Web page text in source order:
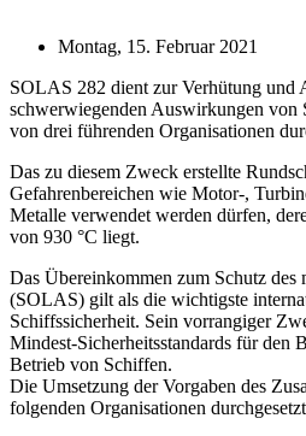
Montag, 15. Februar 2021
SOLAS 282 dient zur Verhütung und
schwerwiegenden Auswirkungen von
von drei führenden Organisationen
Das zu diesem Zweck erstellte
Gefahrenbereichen wie Motor-,
Metalle verwendet werden dürfen,
von 930 °C liegt.
Das Übereinkommen zum Schutz des
(SOLAS) gilt als die wichtigste
Schiffssicherheit. Sein vorrangiger
Mindest-Sicherheitsstandards für den
Betrieb von Schiffen.
Die Umsetzung der Vorgaben des
folgenden Organisationen